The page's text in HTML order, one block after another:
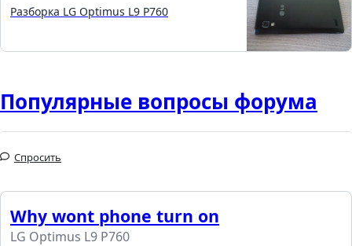
Разборка LG Optimus L9 P760
Популярные вопросы форума
Спросить
Why wont phone turn on
LG Optimus L9 P760